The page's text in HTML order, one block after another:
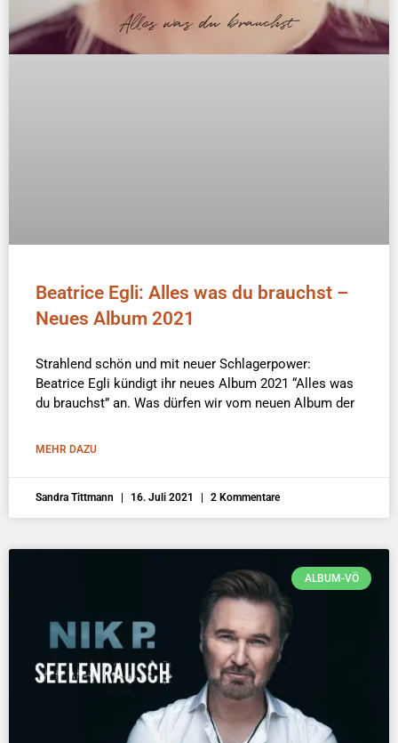
Beatrice Egli: Alles was du brauchst –
Neues Album 2021
Strahlend schön und mit neuer Schlagerpower:
Beatrice Egli kündigt ihr neues Album 2021 “Alles was
du brauchst” an. Was dürfen wir vom neuen Album der
MEHR DAZU
Sandra Tittmann 16. Juli 2021 2 Kommentare
ALBUM-VÖ